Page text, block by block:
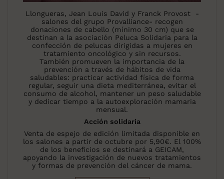
Llongueras, Jean Louis David y Franck Provost -
salones del grupo Provalliance- recogen
donaciones de cabello (mínimo 30 cm) que se
destinan a la asociación Peluca Solidaria para la
confección de pelucas dirigidas a mujeres en
tratamiento oncológico y sin recursos.
También promueven la importancia de la
prevención a través de hábitos de vida
saludables: practicar actividad física de forma
regular, seguir una dieta mediterránea, evitar el
consumo de alcohol, mantener un peso saludable
y dedicar tiempo a la autoexploración mamaria
mensual.
Acción solidaria
Venta de espejo de edición limitada disponible en
los salones a partir de octubre por 5,90€. El 100%
de los beneficios se destinará a GEICAM,
apoyando la investigación de nuevos tratamientos
y formas de prevención del cáncer de mama.